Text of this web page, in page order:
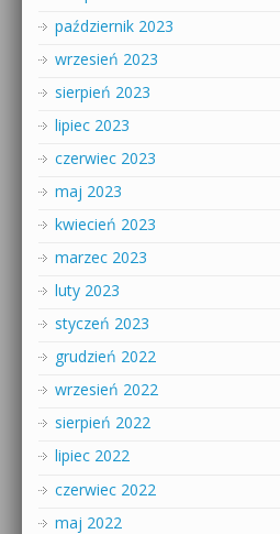
październik 2023
wrzesień 2023
sierpień 2023
lipiec 2023
czerwiec 2023
maj 2023
kwiecień 2023
marzec 2023
luty 2023
styczeń 2023
grudzień 2022
wrzesień 2022
sierpień 2022
lipiec 2022
czerwiec 2022
maj 2022